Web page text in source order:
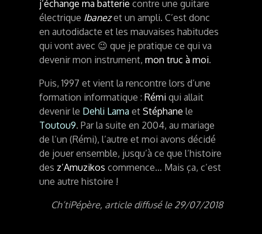
j’échange ma batterie contre une guitare
électrique Ibanez et un ampli. C’est donc
en autodidacte et les mauvaises habitudes
qui vont avec 😉 que je pratique ce qui va
devenir mon instrument,mon truc à moi.
Puis, 1997 et vient la rencontre lors d’une
formation informatique :Rémi qui allait
devenir le Dehli Lama etStéphane le
Toutou9. Par la suite en 2004, au mariage
de l’un (Rémi), l’autre et moi avons décidé
de jouer ensemble, jusqu’à ce que l’histoire
des z’Amuzikos commence… Mais ça, c’est
une autre histoire !
Ch’tiPépère, article diffusé le 29/07/2018